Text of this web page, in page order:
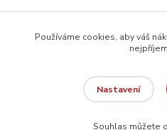
info@capushop.cz
Používáme cookies, aby váš
Nastavení
Souhlas můžete